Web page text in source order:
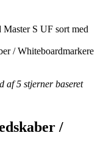
S UF sort med
/ Whiteboardmarkere
af 5 stjerner baseret
/